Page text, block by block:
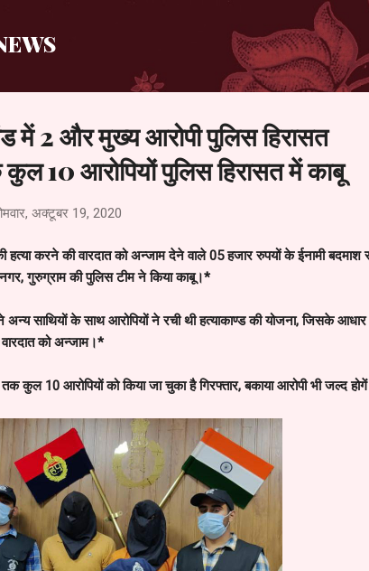
में 2 और मुख्य आरोपी पुलिस हिरासत
10 आरोपियों पुलिस हिरासत में काबू
अक्टूबर 19, 2020
हत्या करने की वारदात को अन्जाम देने वाले 05 हजार रुपयों के ईनामी बदमाश
गुरुग्राम की पुलिस टीम ने किया काबू।*
साथियों के साथ आरोपियों ने रची थी हत्याकाण्ड की योजना, जिसके आधार
वारदात को अन्जाम।*
कुल 10 आरोपियों को किया जा चुका है गिरफ्तार, बकाया आरोपी भी जल्द